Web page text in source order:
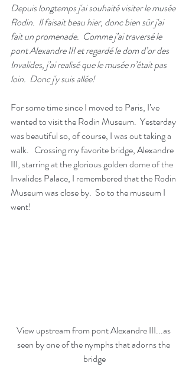
Depuis longtemps j'ai souhaité visiter le musée
Rodin.  Il faisait beau hier, donc bien sûr j'ai
fait un promenade.  Comme j’ai traversé le
pont Alexandre III et regardé le dom d’or des
Invalides, j’ai realisé que le musée n’était pas
loin.  Donc j'y suis allée!
For some time since I moved to Paris, I’ve
wanted to visit the Rodin Museum.  Yesterday
was beautiful so, of course, I was out taking a
walk.   Crossing my favorite bridge, Alexandre
III, starring at the glorious golden dome of the
Invalides Palace, I remembered that the Rodin
Museum was close by.  So to the museum I
went!
View upstream from pont Alexandre III...as
seen by one of the nymphs that adorns the
bridge